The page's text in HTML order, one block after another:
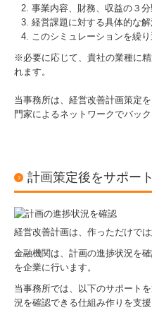
事業内容、財務、収益の３
経営課題に対する具体的な解
このシミュレーションを繰
※必要に応じて、貴社の業種に
れます。
当事務所は、経営改善計画策定
門家によるネットワークでバック
計画策定後をサポート
経営改善計画は、作っただけでは
金融機関は、計画の進捗状況を
を企業に行います。
当事務所では、以下のサポート
況を確認できる仕組み作りを支援